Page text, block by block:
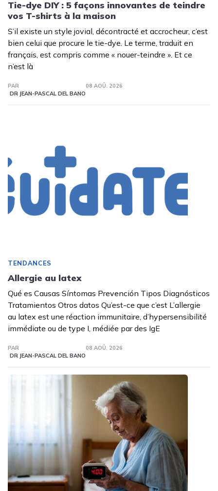
Tie-dye DIY : 5 façons innovantes de teindre
vos T-shirts à la maison
S’il existe un style jovial, décontracté et accrocheur, c’est
bien celui que procure le tie-dye. Le terme, traduit en
français, est compris comme « nouer-teindre ». Et ce
n’est là
PAR
DR JEAN-PASCAL DEL BANO
08 AOÛ. 2026
TENDANCES
Allergie au latex
Qué es Causas Síntomas Prevención Tipos Diagnósticos
Tratamientos Otros datos Qu’est-ce que c’est L’allergie
au latex est une réaction immunitaire, d’hypersensibilité
immédiate ou de type I, médiée par des IgE
PAR
DR JEAN-PASCAL DEL BANO
08 AOÛ. 2026